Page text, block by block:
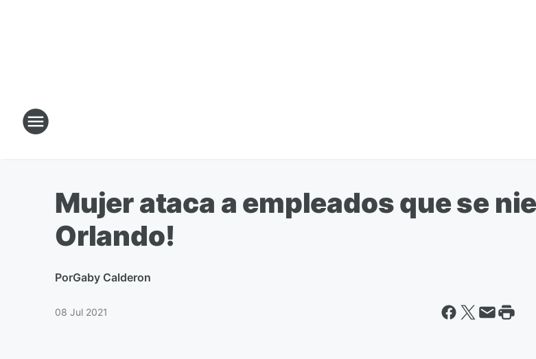
Mujer ataca a empleados que se
Orlando!
PorGaby Calderon
08 Jul 2021